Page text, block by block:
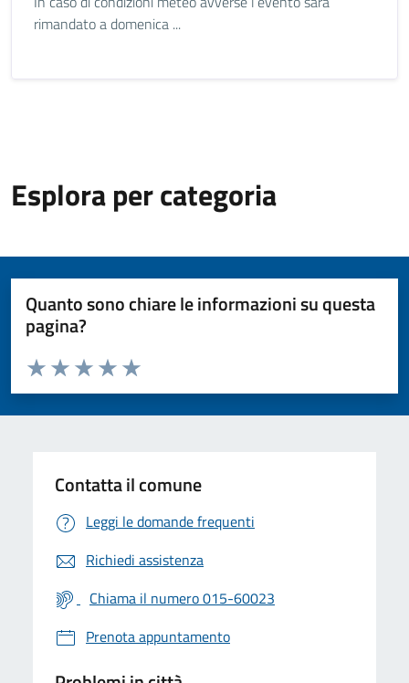
rimandato a domenica ...
Esplora per categoria
Quanto sono chiare le informazioni su questa
pagina?
Valuta da 1 a 5 stelle la pagina
Valuta 5 stelle su 5
Valuta 4 stelle su 5
Valuta 3 stelle su 5
Valuta 2 stelle su 5
Valuta 1 stelle su 5
Contatta il comune
Leggi le domande frequenti
Richiedi assistenza
Chiama il numero 015-60023
Prenota appuntamento